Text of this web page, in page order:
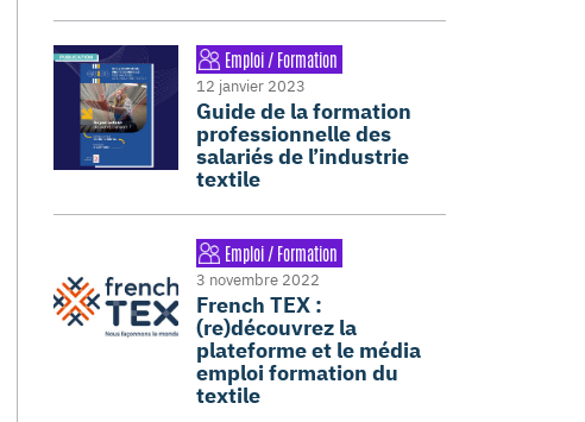
Emploi / Formation
12 janvier 2023
Guide de la formation
professionnelle des
salariés de l’industrie
textile
Emploi / Formation
3 novembre 2022
French TEX :
(re)découvrez la
plateforme et le média
emploi formation du
textile